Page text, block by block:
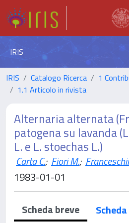
IRIS
IRIS Catalogo Ricerca
1
1.1 Articolo in rivista
Alternaria alternata
patogena su lavanda
L. e L. stoechas L.)
Carta C.; Fiori M.;
1983-01-01
Scheda breve